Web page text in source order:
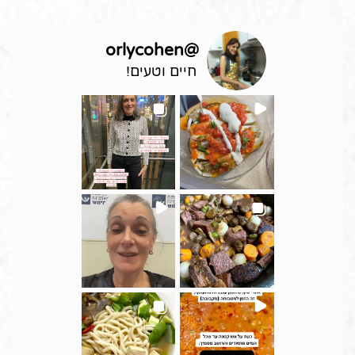
@
orlycohen
חיים וטעים!